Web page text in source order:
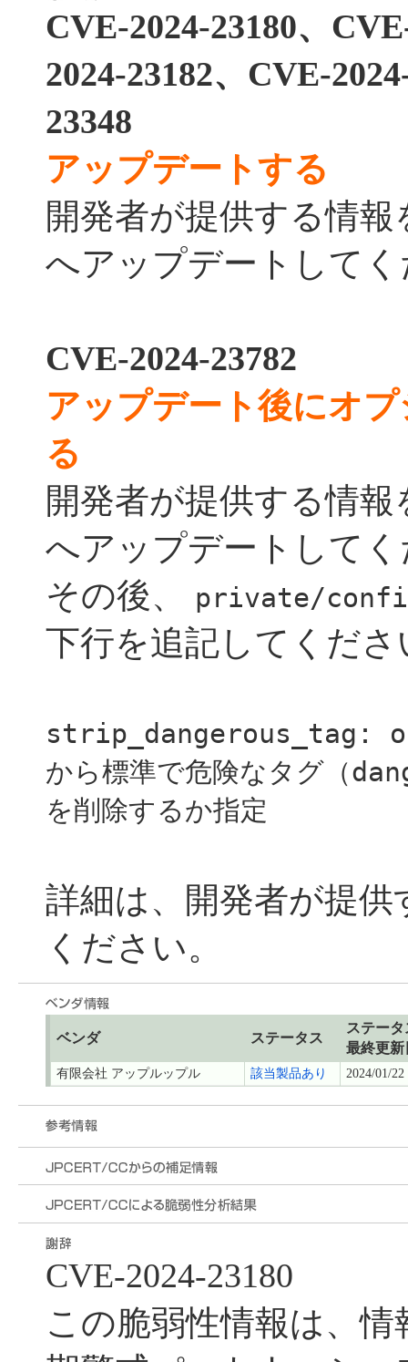
CVE-2024-23180、
2024-23182、CVE-
23348
アップデートする
開発者が提供する情
へアップデートして
CVE-2024-23782
アップデート後にオ
る
開発者が提供する情
へアップデートして
その後、
private/
下行を追記してくださ
strip_dangerous_tag:
から標準で危険なタグ（
を削除するか指定
詳細は、開発者が提供
ください。
ベンダ ステータス
ステータ
最終更新
有限会社 アップルップル 該当製品あり 2024/01/22
CVE-2024-23180
この脆弱性情報は、